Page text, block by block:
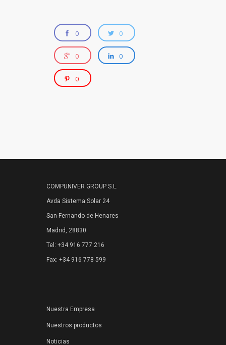
0 0
0 0
0
COMPUNIVER GROUP S.L.
Avda Sistema Solar 24
San Fernando de Henares
Madrid, 28830
Tel: +34 916 777 216
Fax: +34 916 778 599
Nuestra Empresa
Nuestros productos
Noticias